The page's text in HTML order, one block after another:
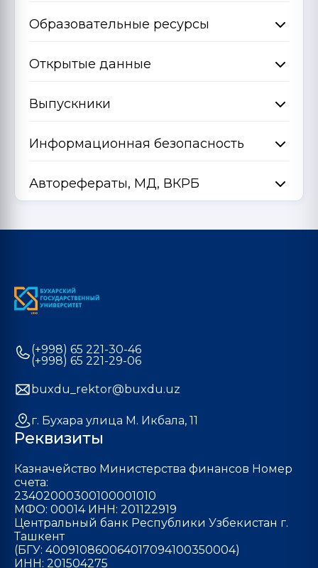
Образовательные ресурсы
Открытые данные
Выпускники
Информационная безопасность
Авторефераты, МД, ВКРБ
(+998) 65 221-30-46
(+998) 65 221-29-06
buxdu_rektor@buxdu.uz
г. Бухара улица М. Икбала, 11
Реквизиты
Казначейство Министерства финансов Номер
счета:
23402000300100001010
МФО: 00014 ИНН: 201122919
Центральный банк Республики Узбекистан г.
Ташкент
(БГУ: 400910860064017094100350004)
ИНН: 201504275